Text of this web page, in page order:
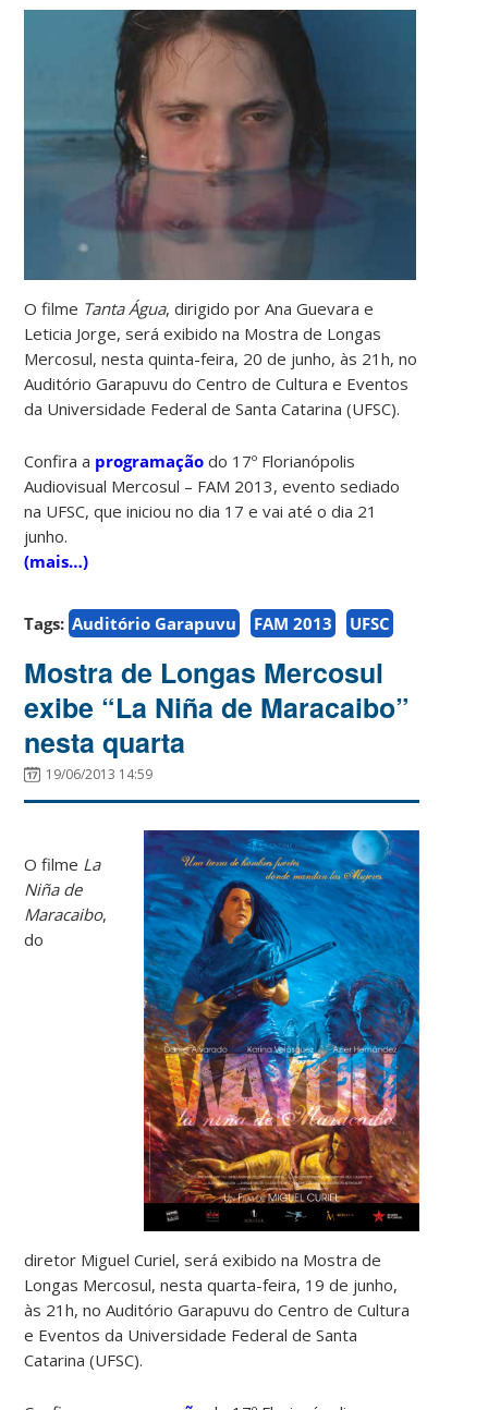
O filme Tanta Água, dirigido por Ana Guevara e
Leticia Jorge, será exibido na Mostra de Longas
Mercosul, nesta quinta-feira, 20 de junho, às 21h, no
Auditório Garapuvu do Centro de Cultura e Eventos
da Universidade Federal de Santa Catarina (UFSC).
Confira a programação do 17º Florianópolis
Audiovisual Mercosul – FAM 2013, evento sediado
na UFSC, que iniciou no dia 17 e vai até o dia 21
junho.
(mais…)
Tags: Auditório Garapuvu FAM 2013 UFSC
Mostra de Longas Mercosul
exibe “La Niña de Maracaibo”
nesta quarta
19/06/2013 14:59
O filme La
Niña de
Maracaibo,
do
diretor Miguel Curiel, será exibido na Mostra de
Longas Mercosul, nesta quarta-feira, 19 de junho,
às 21h, no Auditório Garapuvu do Centro de Cultura
e Eventos da Universidade Federal de Santa
Catarina (UFSC).